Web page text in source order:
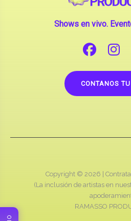
Shows en vivo.
CONTANOS
Copyright © 2026 |
(La inclusión de artistas en
RAMASSO